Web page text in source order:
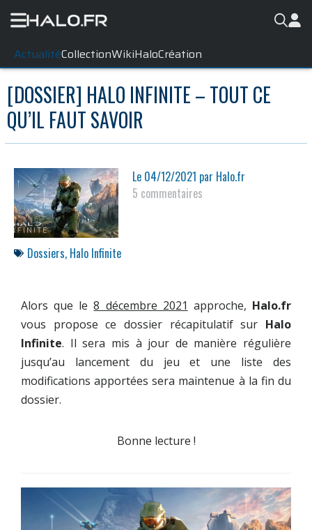
ActualitéCollectionWikiHaloCréation
[DOSSIER] HALO INFINITE – TOUT CE
QU’IL FAUT SAVOIR
Le 04/12/2021 par Halo.fr
5 commentaires
Dossiers, Halo Infinite
Alors que le8 décembre 2021 approche, Halo.fr
vous propose ce dossier récapitulatif sur Halo
Infinite. Il sera mis à jour de manière régulière
jusqu’au lancement du jeu et une liste des
modifications apportées sera maintenue à la fin du
dossier.
Bonne lecture !